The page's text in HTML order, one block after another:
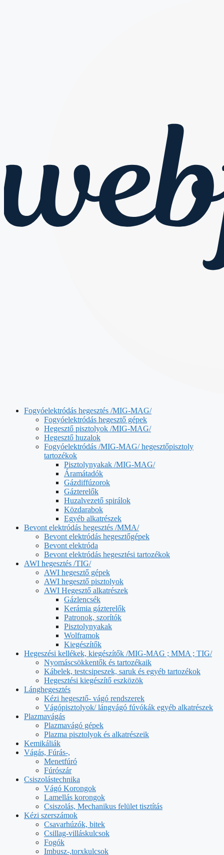
Fogyóelektródás hegesztés /MIG-MAG/
Fogyóelektródás hegesztő gépek
Hegesztő pisztolyok /MIG-MAG/
Hegesztő huzalok
Fogyóelektródás /MIG-MAG/ hegesztőpisztoly
tartozékok
Pisztolynyakak /MIG-MAG/
Áramátadók
Gázdiffúzorok
Gázterelők
Huzalvezető spirálok
Közdarabok
Egyéb alkatrészek
Bevont elektródás hegesztés /MMA/
Bevont elektródás hegesztőgépek
Bevont elektróda
Bevont elektródás hegesztési tartozékok
AWI hegesztés /TIG/
AWI hegesztő gépek
AWI hegesztő pisztolyok
AWI Hegesztő alkatrészek
Gázlencsék
Kerámia gázterelők
Patronok, szorítók
Pisztolynyakak
Wolframok
Kiegészítők
Hegeszési kellékek, kiegészítők /MIG-MAG ; MMA ; TIG/
Nyomáscsökkentők és tartozékaik
Kábelek, testcsipeszek, saruk és egyéb tartozékok
Hegesztési kiegészítő eszközök
Lánghegesztés
Kézi hegesztő- vágó rendszerek
Vágópisztolyok/ lángvágó fúvókák egyéb alkatrészek
Plazmavágás
Plazmavágó gépek
Plazma pisztolyok és alkatrészeik
Kemikáliák
Vágás, Fúrás-,
Menetfúró
Fúrószár
Csiszolástechnika
Vágó Korongok
Lamellás korongok
Csiszolás, Mechanikus felület tisztítás
Kézi szerszámok
Csavarhúzók, bitek
Csillag-villáskulcsok
Fogók
Imbusz-,torxkulcsok